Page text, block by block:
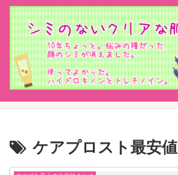
ケアプロスト最安値